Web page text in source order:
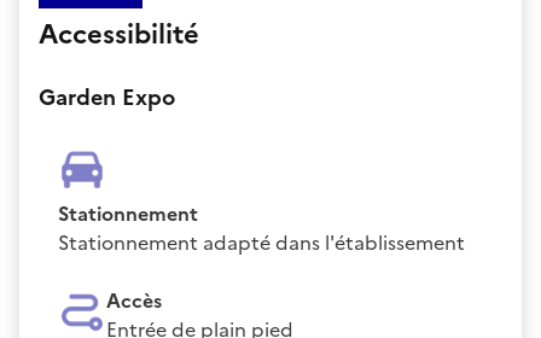
Accessibilité
Garden Expo
Stationnement
Stationnement adapté dans l'établissement
Accès
Entrée de plain pied